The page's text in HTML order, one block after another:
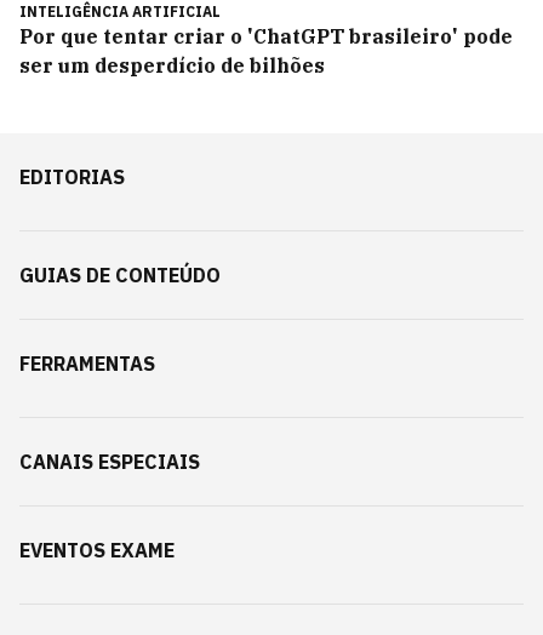
INTELIGÊNCIA ARTIFICIAL
Por que tentar criar o 'ChatGPT brasileiro' pode
ser um desperdício de bilhões
EDITORIAS
GUIAS DE CONTEÚDO
FERRAMENTAS
CANAIS ESPECIAIS
EVENTOS EXAME